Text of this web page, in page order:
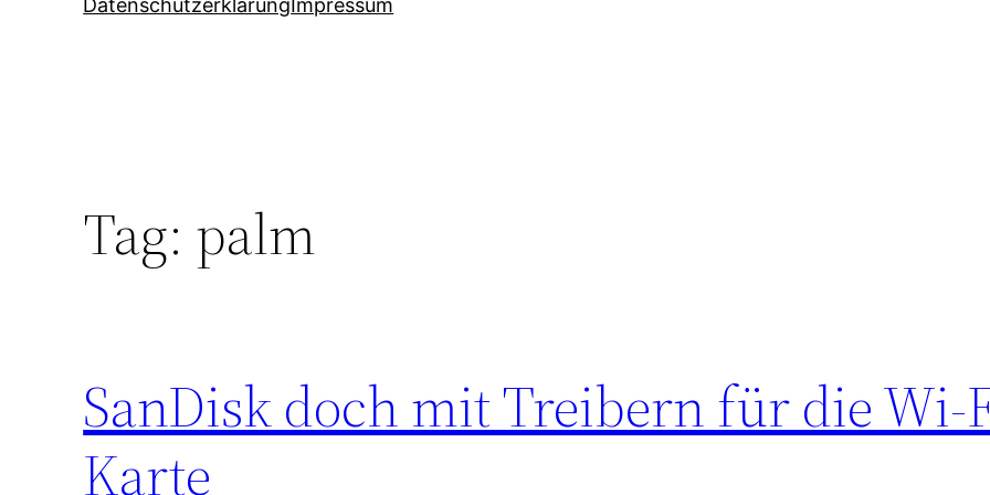
DatenschutzerklärungImpressum
Tag: palm
SanDisk doch mit Treibern für die Wi-
Karte